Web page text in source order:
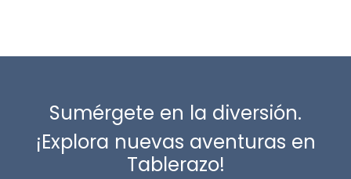
Sumérgete en la diversión.
¡Explora nuevas aventuras en
Tablerazo!